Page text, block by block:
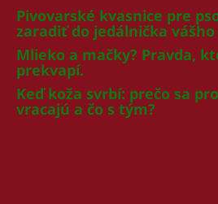
Pivovarské kvasnice pre
zaradiť do jedálnička vášho
Mlieko a mačky? Pravda,
prekvapí.
Keď koža svrbí: prečo sa
vracajú a čo s tým?